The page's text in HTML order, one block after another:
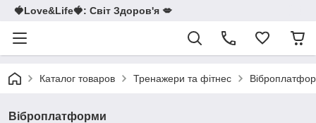
🍓Love&Life🍓: Світ Здоров'я 💋
Каталог товаров Тренажери та фітнес
Віброплатформи